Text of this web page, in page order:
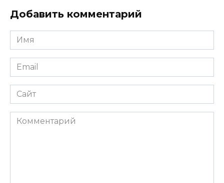
Добавить комментарий
Имя
*
Email
*
Сайт
Комментарий